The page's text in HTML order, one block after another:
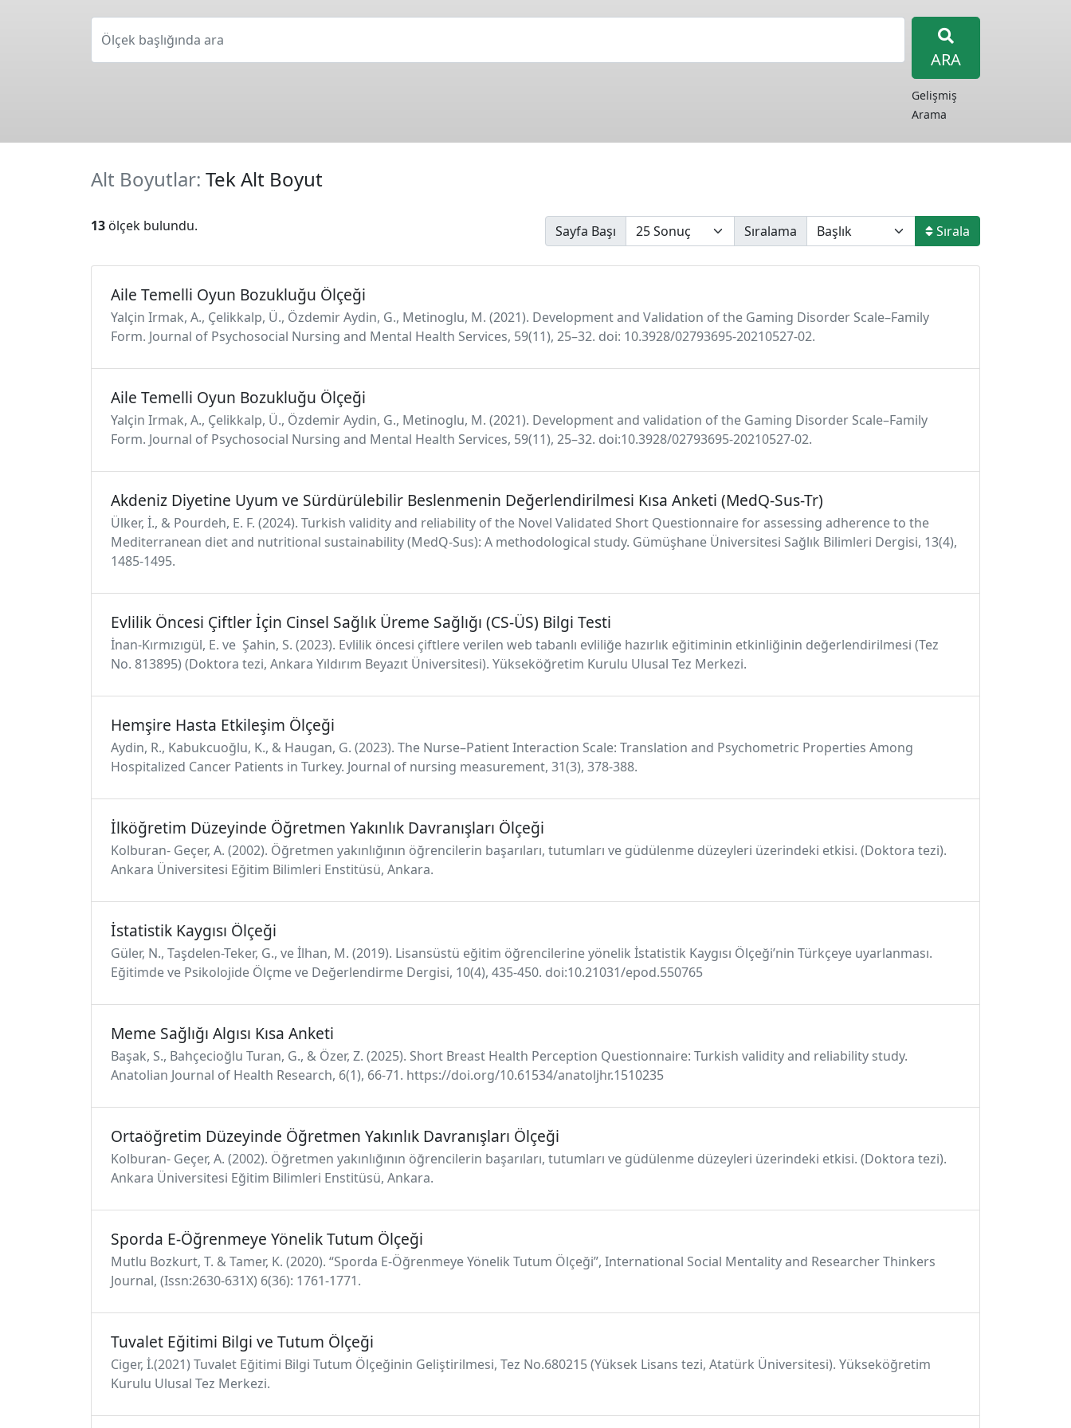
Ölçek başlığında ara
ARA
Gelişmiş
Arama
Alt Boyutlar: Tek Alt Boyut
13 ölçek bulundu. Sayfa Başı Sıralama Sırala
Aile Temelli Oyun Bozukluğu Ölçeği
Yalçin Irmak, A., Çelikkalp, Ü., Özdemir Aydin, G., Metinoglu, M. (2021). Development and Validation of the Gaming Disorder Scale–Family
Form. Journal of Psychosocial Nursing and Mental Health Services, 59(11), 25–32. doi: 10.3928/02793695-20210527-02.
Aile Temelli Oyun Bozukluğu Ölçeği
Yalçin Irmak, A., Çelikkalp, Ü., Özdemir Aydin, G., Metinoglu, M. (2021). Development and validation of the Gaming Disorder Scale–Family
Form. Journal of Psychosocial Nursing and Mental Health Services, 59(11), 25–32. doi:10.3928/02793695-20210527-02.
Akdeniz Diyetine Uyum ve Sürdürülebilir Beslenmenin Değerlendirilmesi Kısa Anketi (MedQ-Sus-Tr)
Ülker, İ., & Pourdeh, E. F. (2024). Turkish validity and reliability of the Novel Validated Short Questionnaire for assessing adherence to the
Mediterranean diet and nutritional sustainability (MedQ-Sus): A methodological study. Gümüşhane Üniversitesi Sağlık Bilimleri Dergisi, 13(4),
1485-1495.
Evlilik Öncesi Çiftler İçin Cinsel Sağlık Üreme Sağlığı (CS-ÜS) Bilgi Testi
İnan-Kırmızıgül, E. ve Şahin, S. (2023). Evlilik öncesi çiftlere verilen web tabanlı evliliğe hazırlık eğitiminin etkinliğinin değerlendirilmesi (Tez
No. 813895) (Doktora tezi, Ankara Yıldırım Beyazıt Üniversitesi). Yükseköğretim Kurulu Ulusal Tez Merkezi.
Hemşire Hasta Etkileşim Ölçeği
Aydin, R., Kabukcuoğlu, K., & Haugan, G. (2023). The Nurse–Patient Interaction Scale: Translation and Psychometric Properties Among
Hospitalized Cancer Patients in Turkey. Journal of nursing measurement, 31(3), 378-388.
İlköğretim Düzeyinde Öğretmen Yakınlık Davranışları Ölçeği
Kolburan- Geçer, A. (2002). Öğretmen yakınlığının öğrencilerin başarıları, tutumları ve güdülenme düzeyleri üzerindeki etkisi. (Doktora tezi).
Ankara Üniversitesi Eğitim Bilimleri Enstitüsü, Ankara.
İstatistik Kaygısı Ölçeği
Güler, N., Taşdelen-Teker, G., ve İlhan, M. (2019). Lisansüstü eğitim öğrencilerine yönelik İstatistik Kaygısı Ölçeği’nin Türkçeye uyarlanması.
Eğitimde ve Psikolojide Ölçme ve Değerlendirme Dergisi, 10(4), 435-450. doi:10.21031/epod.550765
Meme Sağlığı Algısı Kısa Anketi
Başak, S., Bahçecioğlu Turan, G., & Özer, Z. (2025). Short Breast Health Perception Questionnaire: Turkish validity and reliability study.
Anatolian Journal of Health Research, 6(1), 66-71. https://doi.org/10.61534/anatoljhr.1510235
Ortaöğretim Düzeyinde Öğretmen Yakınlık Davranışları Ölçeği
Kolburan- Geçer, A. (2002). Öğretmen yakınlığının öğrencilerin başarıları, tutumları ve güdülenme düzeyleri üzerindeki etkisi. (Doktora tezi).
Ankara Üniversitesi Eğitim Bilimleri Enstitüsü, Ankara.
Sporda E-Öğrenmeye Yönelik Tutum Ölçeği
Mutlu Bozkurt, T. & Tamer, K. (2020). “Sporda E-Öğrenmeye Yönelik Tutum Ölçeği”, International Social Mentality and Researcher Thinkers
Journal, (Issn:2630-631X) 6(36): 1761-1771.
Tuvalet Eğitimi Bilgi ve Tutum Ölçeği
Ciger, İ.(2021) Tuvalet Eğitimi Bilgi Tutum Ölçeğinin Geliştirilmesi, Tez No.680215 (Yüksek Lisans tezi, Atatürk Üniversitesi). Yükseköğretim
Kurulu Ulusal Tez Merkezi.